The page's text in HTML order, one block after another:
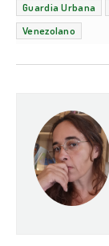
Guardia Urbana
Venezolano